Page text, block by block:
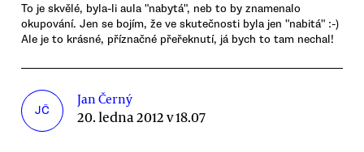
To je skvělé, byla-li aula "nabytá", neb to by znamenalo
okupování. Jen se bojím, že ve skutečnosti byla jen "nabitá" :-)
Ale je to krásné, příznačné přeřeknutí, já bych to tam nechal!
JČ
Jan Černý
20. ledna 2012 v 18.07